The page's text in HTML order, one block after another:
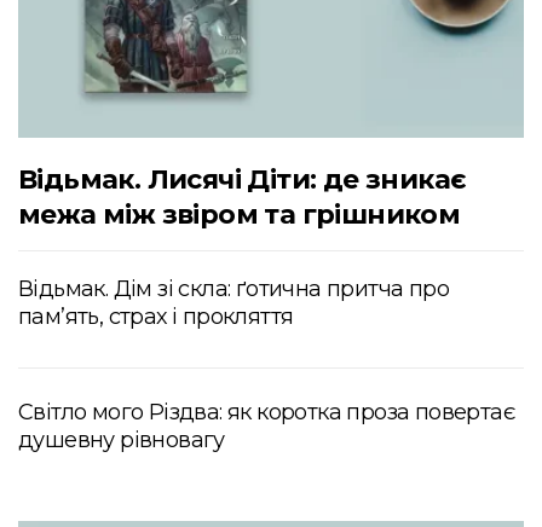
Відьмак. Лисячі Діти: де зникає
межа між звіром та грішником
Відьмак. Дім зі скла: ґотична притча про
пам’ять, страх і прокляття
Світло мого Різдва: як коротка проза повертає
душевну рівновагу